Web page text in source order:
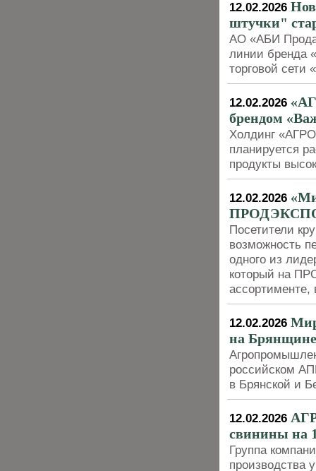
12.02.2026
штучки"
АО «АБИ
линии бренда
торговой сети
12.02.2026
брендом
Холдинг
планируется
продукты
12.02.2026
Посетители
возможность
одного из
который на
ассортименте,
12.02.2026
на Брянщине
российском
в Брянской и
12.02.2026
свинины на
Группа
производства